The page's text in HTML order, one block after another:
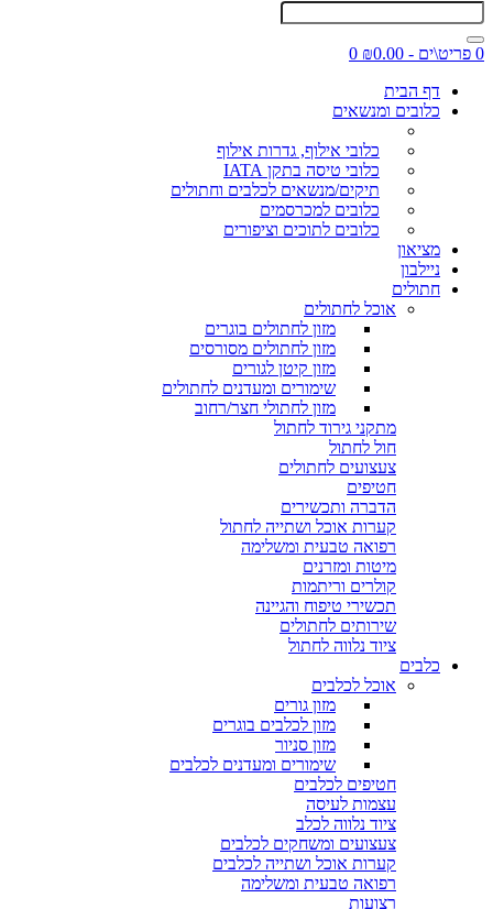
0 פריט\ים - ₪0.00
0
דף הבית
כלובים ומנשאים
כלובי אילוף, גדרות אילוף
כלובי טיסה בתקן IATA
תיקים/מנשאים לכלבים וחתולים
כלובים למכרסמים
כלובים לתוכים וציפורים
מציאון
ניילבון
חתולים
אוכל לחתולים
מזון לחתולים בוגרים
מזון לחתולים מסורסים
מזון קיטן לגורים
שימורים ומעדנים לחתולים
מזון לחתולי חצר/רחוב
מתקני גירוד לחתול
חול לחתול
צעצועים לחתולים
חטיפים
הדברה ותכשירים
קערות אוכל ושתייה לחתול
רפואה טבעית ומשלימה
מיטות ומזרנים
קולרים וריתמות
תכשירי טיפוח והגיינה
שירותים לחתולים
ציוד נלווה לחתול
כלבים
אוכל לכלבים
מזון גורים
מזון לכלבים בוגרים
מזון סניור
שימורים ומעדנים לכלבים
חטיפים לכלבים
עצמות לעיסה
ציוד נלווה לכלב
צעצועים ומשחקים לכלבים
קערות אוכל ושתייה לכלבים
רפואה טבעית ומשלימה
רצועות